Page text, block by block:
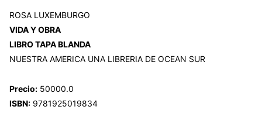
ROSA LUXEMBURGO
VIDA Y OBRA
LIBRO TAPA BLANDA
NUESTRA AMERICA UNA LIBRERIA DE OCEAN SUR
Precio: 50000.0
ISBN: 9781925019834